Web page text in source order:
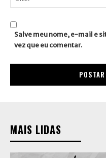
Salve meu nome, e-mail e
vez que eu comentar.
MAIS LIDAS